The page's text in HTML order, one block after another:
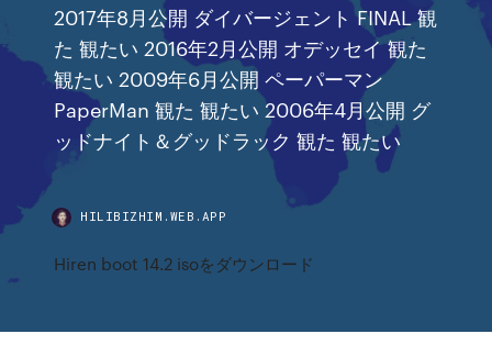
2017年8月公開 ダイバージェント FINAL 観
た 観たい 2016年2月公開 オデッセイ 観た
観たい 2009年6月公開 ペーパーマン
PaperMan 観た 観たい 2006年4月公開 グ
ッドナイト＆グッドラック 観た 観たい
HILIBIZHIM.WEB.APP
Hiren boot 14.2 isoをダウンロード